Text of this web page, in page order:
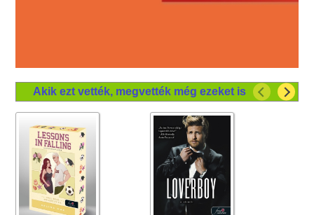
Akik ezt vették, megvették még ezeket is